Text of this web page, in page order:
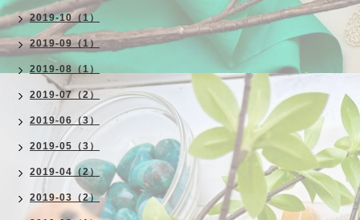
2019-10（1）
2019-09（1）
2019-08（1）
2019-07（2）
2019-06（3）
2019-05（3）
2019-04（2）
2019-03（2）